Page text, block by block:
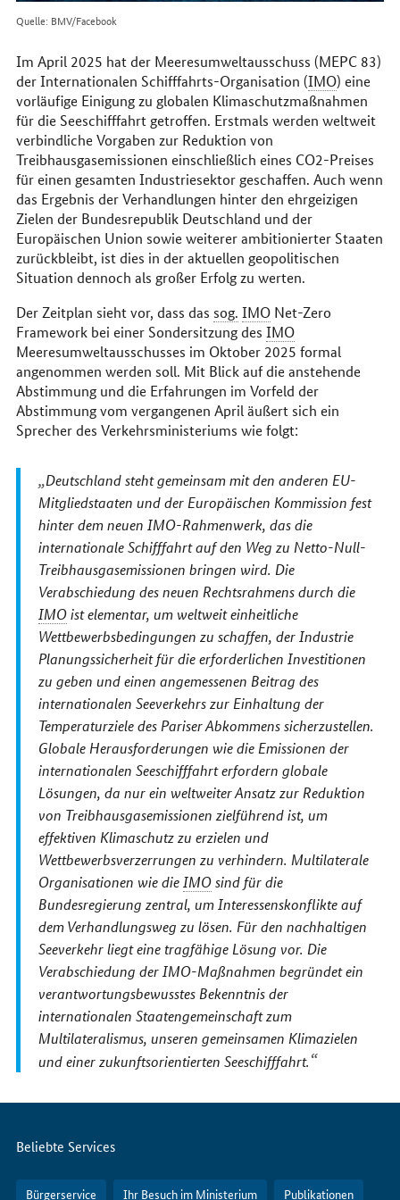
Quelle: BMV/Facebook
Im April 2025 hat der Meeresumweltausschuss (MEPC 83)
der Internationalen Schifffahrts-Organisation (IMO) eine
vorläufige Einigung zu globalen Klimaschutzmaßnahmen
für die Seeschifffahrt getroffen. Erstmals werden weltweit
verbindliche Vorgaben zur Reduktion von
Treibhausgasemissionen einschließlich eines CO2-Preises
für einen gesamten Industriesektor geschaffen. Auch wenn
das Ergebnis der Verhandlungen hinter den ehrgeizigen
Zielen der Bundesrepublik Deutschland und der
Europäischen Union sowie weiterer ambitionierter Staaten
zurückbleibt, ist dies in der aktuellen geopolitischen
Situation dennoch als großer Erfolg zu werten.
Der Zeitplan sieht vor, dass das sog. IMONet-Zero
Framework bei einer Sondersitzung des IMO
Meeresumweltausschusses im Oktober 2025 formal
angenommen werden soll. Mit Blick auf die anstehende
Abstimmung und die Erfahrungen im Vorfeld der
Abstimmung vom vergangenen April äußert sich ein
Sprecher des Verkehrsministeriums wie folgt:
Deutschland steht gemeinsam mit den anderen EU-
Mitgliedstaaten und der Europäischen Kommission fest
hinter dem neuen IMO-Rahmenwerk, das die
internationale Schifffahrt auf den Weg zu Netto-Null-
Treibhausgasemissionen bringen wird. Die
Verabschiedung des neuen Rechtsrahmens durch die
IMOist elementar, um weltweit einheitliche
Wettbewerbsbedingungen zu schaffen, der Industrie
Planungssicherheit für die erforderlichen Investitionen
zu geben und einen angemessenen Beitrag des
internationalen Seeverkehrs zur Einhaltung der
Temperaturziele des Pariser Abkommens sicherzustellen.
Globale Herausforderungen wie die Emissionen der
internationalen Seeschifffahrt erfordern globale
Lösungen, da nur ein weltweiter Ansatz zur Reduktion
von Treibhausgasemissionen zielführend ist, um
effektiven Klimaschutz zu erzielen und
Wettbewerbsverzerrungen zu verhindern. Multilaterale
Organisationen wie die IMOsind für die
Bundesregierung zentral, um Interessenskonflikte auf
dem Verhandlungsweg zu lösen. Für den nachhaltigen
Seeverkehr liegt eine tragfähige Lösung vor. Die
Verabschiedung der IMO-Maßnahmen begründet ein
verantwortungsbewusstes Bekenntnis der
internationalen Staatengemeinschaft zum
Multilateralismus, unseren gemeinsamen Klimazielen
und einer zukunftsorientierten Seeschifffahrt.
Servicemenü
Beliebte Services
Bürgerservice Ihr Besuch im Ministerium Publikationen